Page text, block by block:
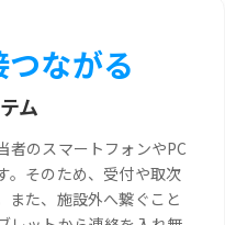
ながる
ム
者のスマートフォンやPC
。そのため、受付や取次
また、施設外へ繋ぐこと